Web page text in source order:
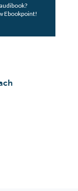
Ebookpoint!